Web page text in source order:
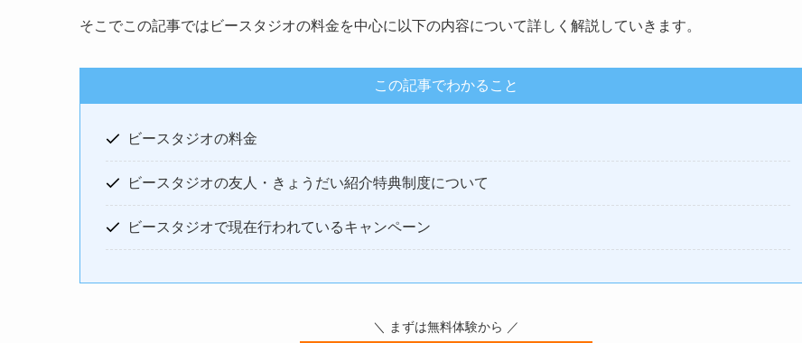
そこでこの記事ではビースタジオの料金を中心に以下の内容について詳しく解説していきます。
この記事でわかること
ビースタジオの料金
ビースタジオの友人・きょうだい紹介特典制度について
ビースタジオで現在行われているキャンペーン
＼ まずは無料体験から ／